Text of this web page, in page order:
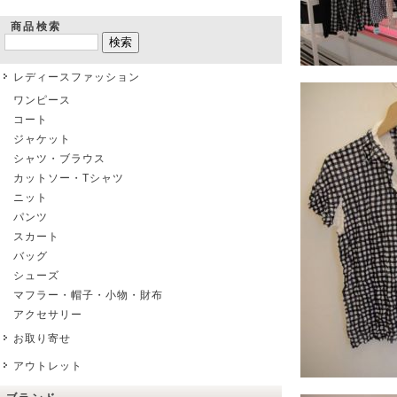
商品検索
レディースファッション
ワンピース
コート
ジャケット
シャツ・ブラウス
カットソー・Tシャツ
ニット
パンツ
スカート
バッグ
シューズ
マフラー・帽子・小物・財布
アクセサリー
お取り寄せ
アウトレット